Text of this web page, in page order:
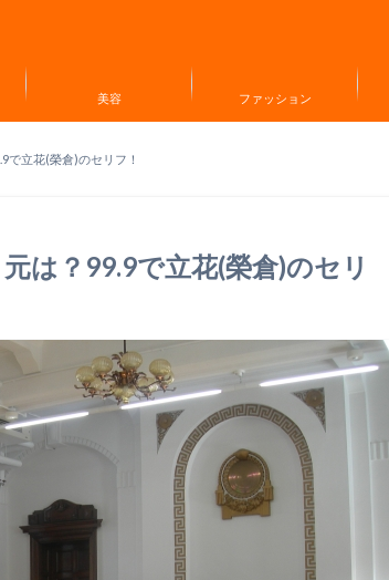
美容 ファッション
で立花(榮倉)のセリフ！
は？99.9で立花(榮倉)のセリ